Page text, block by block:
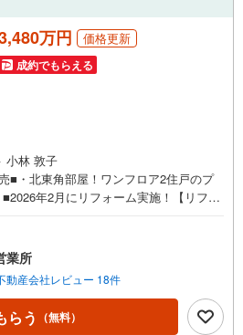
万円 価格更新
成約でもらえる
小林 敦子
■・北東角部屋！ワンフロア2住戸のプ
年2月にリフォーム実施！【リフォ
襖張替え・洗い工事一式■生活施設が身
育施設徒歩圏の安心環境！■周辺は飲食
しみが増える街並み！■専有面積は75.3
！■東向き！陽当たり・風通し良好！■
採光！■続き間中心のフレキシブル間取
める2WAYキッチン！■ペットと一緒に
業所
動産会社レビュー 18件
らう （無料）